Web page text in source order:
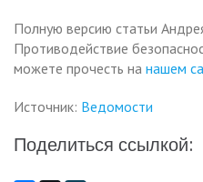
Полную версию статьи
Противодействие
можете прочесть на нашем
Источник: Ведомости
Поделиться ссылкой: